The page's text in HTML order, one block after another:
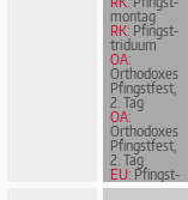
mon­tag
RK: Pfingst­
tri­du­um
OA:
Orthodoxes
Pfingstfest,
2. Tag
OA:
Orthodoxes
Pfingstfest,
2. Tag
EU: Pfingst­
mon­tag